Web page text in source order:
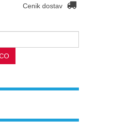
Cenik dostav